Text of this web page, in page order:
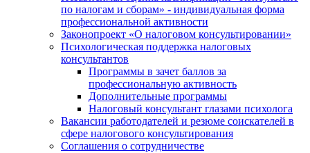
по налогам и сборам» - индивидуальная форма
профессиональной активности
Законопроект «О налоговом консультировании»
Психологическая поддержка налоговых
консультантов
Программы в зачет баллов за
профессиональную активность
Дополнительные программы
Налоговый консультант глазами психолога
Вакансии работодателей и резюме соискателей в
сфере налогового консультирования
Соглашения о сотрудничестве